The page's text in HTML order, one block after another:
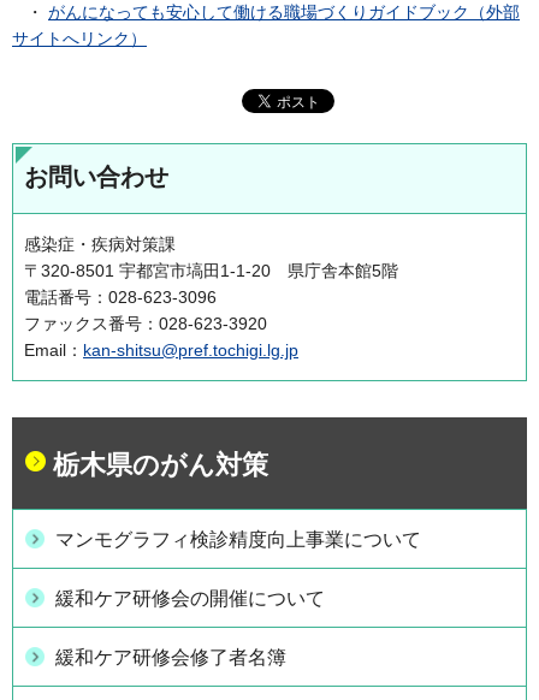
・ がんになっても安心して働ける職場づくりガイドブック（外部
サイトへリンク）
お問い合わせ
感染症・疾病対策課
〒320-8501 宇都宮市塙田1-1-20 県庁舎本館5階
電話番号：028-623-3096
ファックス番号：028-623-3920
Email： kan-shitsu@pref.tochigi.lg.jp
栃木県のがん対策
マンモグラフィ検診精度向上事業について
緩和ケア研修会の開催について
緩和ケア研修会修了者名簿